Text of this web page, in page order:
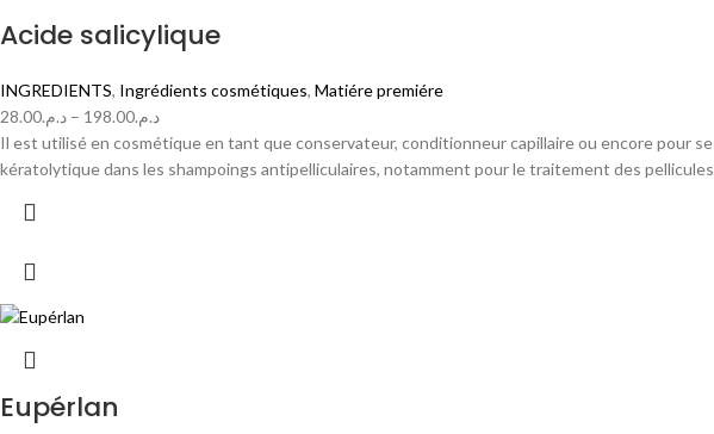
Acide salicylique
INGREDIENTS, Ingrédients cosmétiques, Matiére premiére
د.م.28.00 – د.م.198.00
Il est utilisé en cosmétique en tant que conservateur, conditionneur capillaire ou encore pour
kératolytique dans les shampoings antipelliculaires, notamment pour le traitement des
Eupérlan